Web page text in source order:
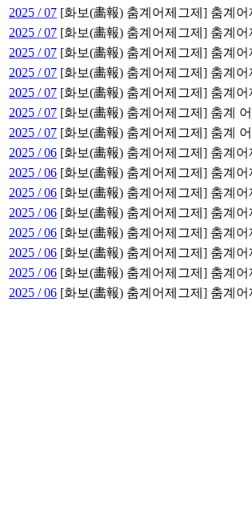
2025 / 07 [화보(畵報) 춤계어제그제] 춤계
2025 / 07 [화보(畵報) 춤계어제그제] 춤계어
2025 / 07 [화보(畵報) 춤계어제그제] 춤계
2025 / 07 [화보(畵報) 춤계어제그제] 춤계
2025 / 07 [화보(畵報) 춤계어제그제] 춤계어
2025 / 07 [화보(畵報) 춤계어제그제] 춤계
2025 / 07 [화보(畵報) 춤계어제그제] 춤계
2025 / 06 [화보(畵報) 춤계어제그제] 춤계
2025 / 06 [화보(畵報) 춤계어제그제] 춤계
2025 / 06 [화보(畵報) 춤계어제그제] 춤계
2025 / 06 [화보(畵報) 춤계어제그제] 춤계
2025 / 06 [화보(畵報) 춤계어제그제] 춤계
2025 / 06 [화보(畵報) 춤계어제그제] 춤계
2025 / 06 [화보(畵報) 춤계어제그제] 춤계어
2025 / 06 [화보(畵報) 춤계어제그제] 춤계